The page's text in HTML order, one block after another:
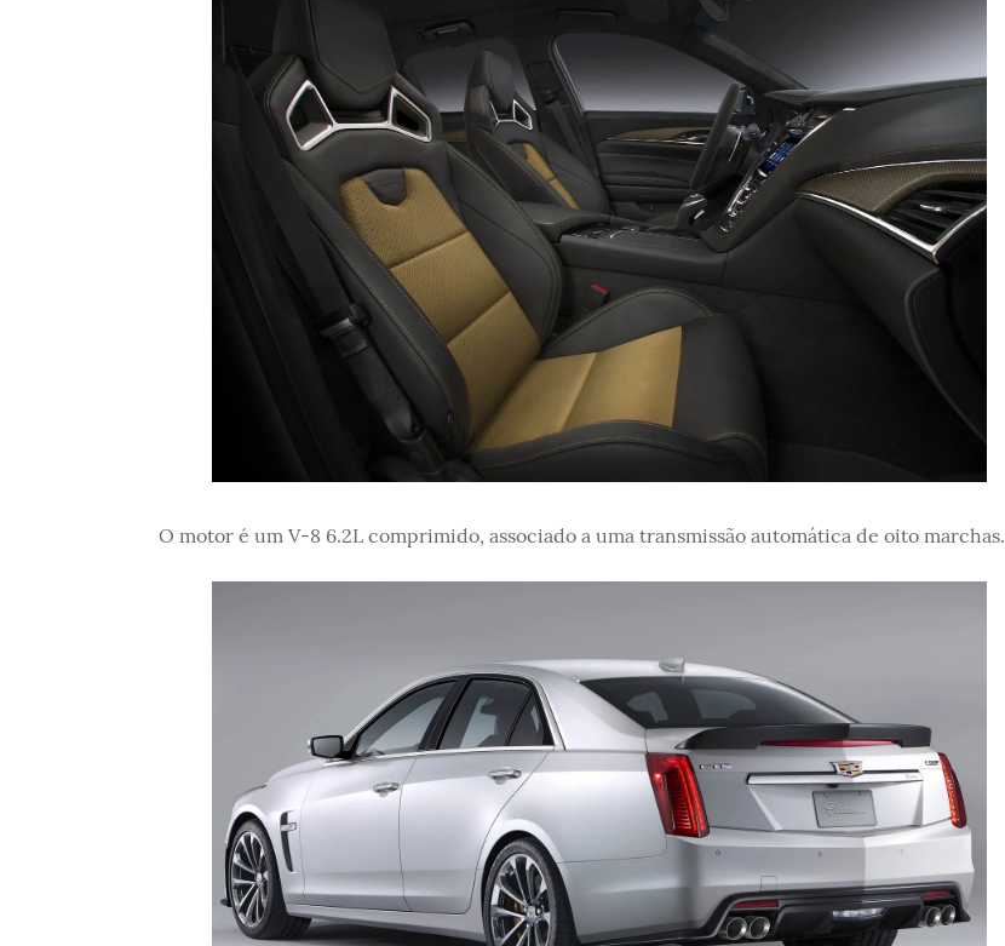
O motor é um V-8 6.2L comprimido, associado a uma transmissão automática de oito marchas.